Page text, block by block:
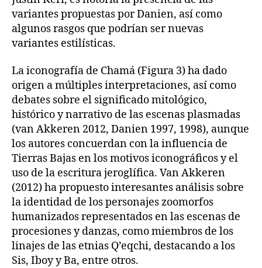
variantes propuestas por Danien, así como
algunos rasgos que podrían ser nuevas
variantes estilísticas.
La iconografía de Chamá (Figura 3) ha dado
origen a múltiples interpretaciones, así como
debates sobre el significado mitológico,
histórico y narrativo de las escenas plasmadas
(van Akkeren 2012, Danien 1997, 1998), aunque
los autores concuerdan con la influencia de
Tierras Bajas en los motivos iconográficos y el
uso de la escritura jeroglífica. Van Akkeren
(2012) ha propuesto interesantes análisis sobre
la identidad de los personajes zoomorfos
humanizados representados en las escenas de
procesiones y danzas, como miembros de los
linajes de las etnias Q’eqchi, destacando a los
Sis, Iboy y Ba, entre otros.